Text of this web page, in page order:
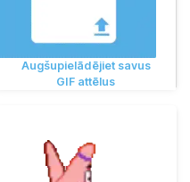
Augšupielādējiet savus
GIF attēlus